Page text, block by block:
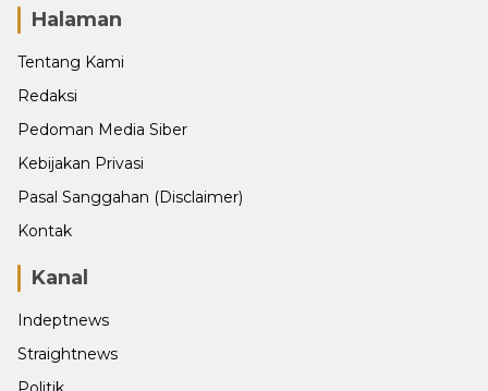
Halaman
Tentang Kami
Redaksi
Pedoman Media Siber
Kebijakan Privasi
Pasal Sanggahan (Disclaimer)
Kontak
Kanal
Indeptnews
Straightnews